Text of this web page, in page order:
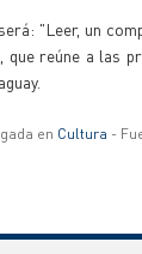
"Leer, un
que reúne a las
en Cultura -